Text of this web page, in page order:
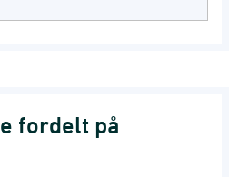
fordelt på